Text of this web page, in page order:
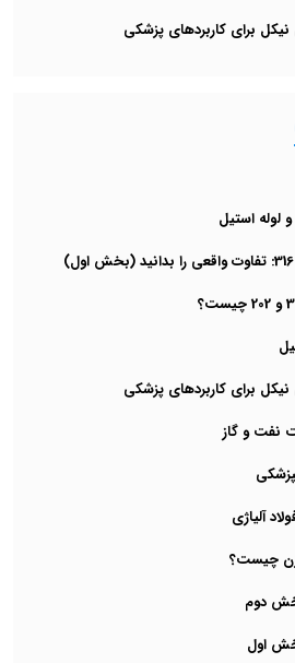
برای کاربردهای پزشکی
لوله استیل
برای کاربردهای پزشکی
نفت و گاز
آلیاژی
چیست؟